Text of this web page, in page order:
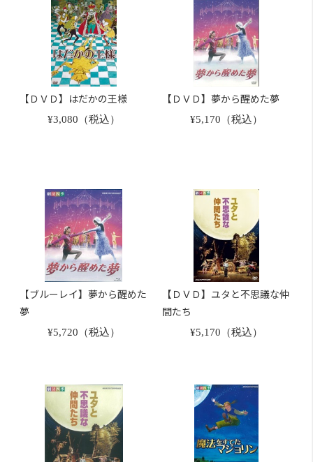
【ＤＶＤ】はだかの王様
¥3,080（税込）
【ＤＶＤ】夢から醒めた夢
¥5,170（税込）
【ブルーレイ】夢から醒めた
夢
¥5,720（税込）
【ＤＶＤ】ユタと不思議な仲
間たち
¥5,170（税込）